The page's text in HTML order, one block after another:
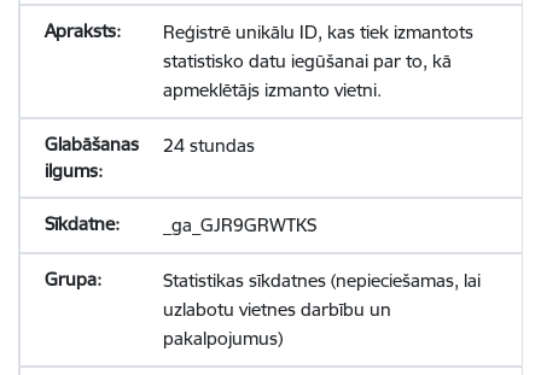
Reģistrē unikālu ID, kas tiek izmantots
statistisko datu iegūšanai par to, kā
apmeklētājs izmanto vietni.
24 stundas
_ga_GJR9GRWTKS
Statistikas sīkdatnes (nepieciešamas, lai
uzlabotu vietnes darbību un
pakalpojumus)